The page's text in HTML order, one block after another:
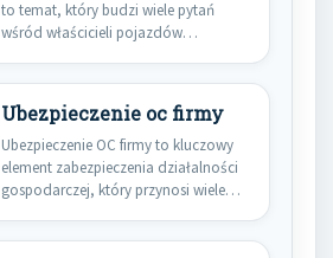
to temat, który budzi wiele pytań
wśród właścicieli pojazdów
Ubezpieczenie oc firmy
Ubezpieczenie OC firmy to kluczowy
element zabezpieczenia działalności
gospodarczej, który przynosi wiele